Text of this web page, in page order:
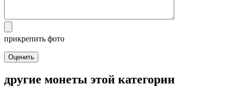
прикрепить фото
Оценить
другие монеты этой категории